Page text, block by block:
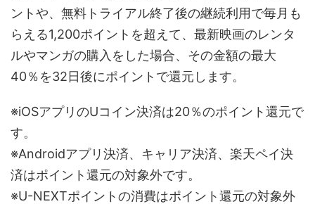
ントや、無料トライアル終了後の継続利用で毎月も
らえる1,200ポイントを超えて、最新映画のレンタ
ルやマンガの購入をした場合、その金額の最大
40％を32日後にポイントで還元します。
※iOSアプリのUコイン決済は20％のポイント還元で
す。
※Androidアプリ決済、キャリア決済、楽天ペイ決
済はポイント還元の対象外です。
※U-NEXTポイントの消費はポイント還元の対象外